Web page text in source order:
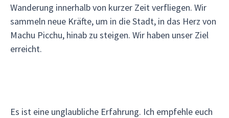
Wanderung innerhalb von kurzer Zeit verfliegen. Wir
sammeln neue Kräfte, um in die Stadt, in das Herz von
Machu Picchu, hinab zu steigen. Wir haben unser Ziel
erreicht.
Es ist eine unglaubliche Erfahrung. Ich empfehle euch